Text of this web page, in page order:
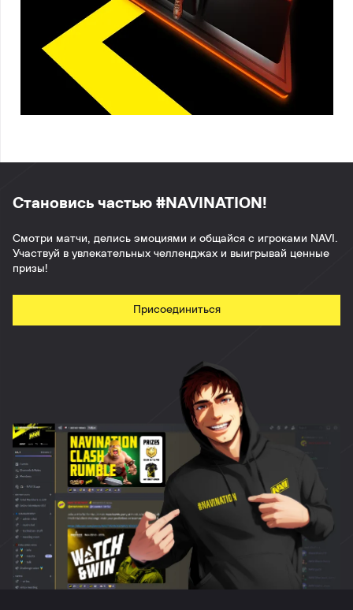
Становись частью #NAVINATION!
Смотри матчи, делись эмоциями и общайся с игроками NAVI.
Участвуй в увлекательных челленджах и выигрывай ценные
призы!
Присоединиться